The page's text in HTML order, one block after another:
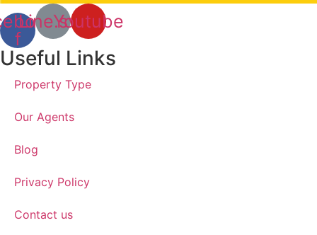
f
Line.svgYoutube
Useful Links
Property Type
Our Agents
Blog
Privacy Policy
Contact us